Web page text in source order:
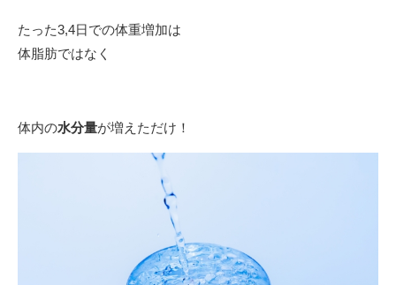
たった3,4日での体重増加は
体脂肪ではなく
体内の水分量が増えただけ！